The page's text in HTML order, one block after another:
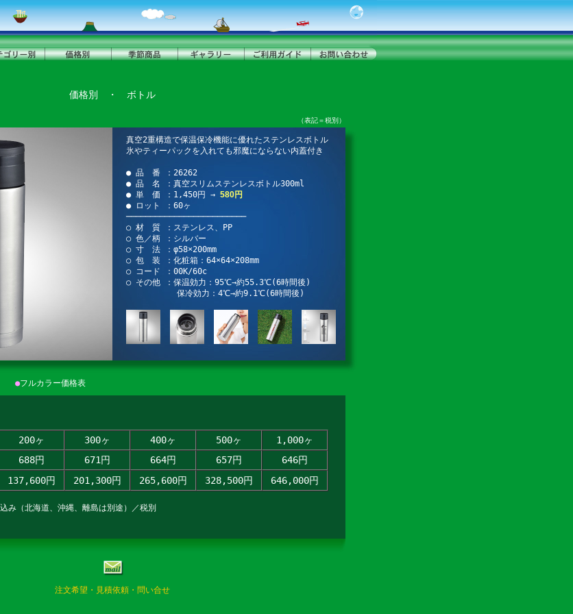
価格別 ・ ボトル
（表記＝税別）
真空2重構造で保温保冷機能に優れたステンレスボトル
氷やティーパックを入れても邪魔にならない内蓋付き
● 品 番 ：26262
● 品 名 ：真空スリムステンレスボトル300ml
● 単 価 ：1,450円 → 580円
● ロット ：60ヶ
─────────────────────────
○ 材 質 ：ステンレス、PP
○ 色／柄 ：シルバー
○ 寸 法 ：φ58×200mm
○ 包 装 ：化粧箱：64×64×208mm
○ コード ：00K/60c
○ その他 ：保温効力：95℃→約55.3℃(6時間後)
保冷効力：4℃→約9.1℃(6時間後)
●フルカラー価格表
200ヶ 300ヶ 400ヶ 500ヶ
1,000ヶ
688円 671円 664円 657円
646円
137,600円 201,300円 265,600円 328,500円 646,000円
み（北海道、沖縄、離島は別途）／税別
注文希望・見積依頼・問い合せ